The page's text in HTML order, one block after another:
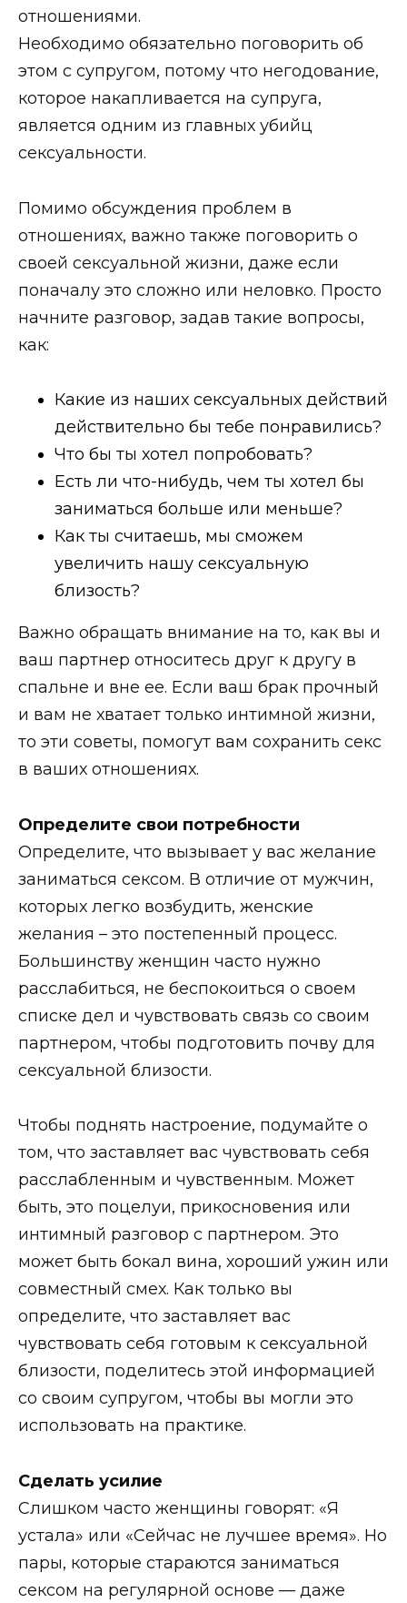
отношениями.
Необходимо обязательно поговорить об
этом с супругом, потому что негодование,
которое накапливается на супруга,
является одним из главных убийц
сексуальности.
Помимо обсуждения проблем в
отношениях, важно также поговорить о
своей сексуальной жизни, даже если
поначалу это сложно или неловко. Просто
начните разговор, задав такие вопросы,
как:
Какие из наших сексуальных действий
действительно бы тебе понравились?
Что бы ты хотел попробовать?
Есть ли что-нибудь, чем ты хотел бы
заниматься больше или меньше?
Как ты считаешь, мы сможем
увеличить нашу сексуальную
близость?
Важно обращать внимание на то, как вы и
ваш партнер относитесь друг к другу в
спальне и вне ее. Если ваш брак прочный
и вам не хватает только интимной жизни,
то эти советы, помогут вам сохранить секс
в ваших отношениях.
Определите свои потребности
Определите, что вызывает у вас желание
заниматься сексом. В отличие от мужчин,
которых легко возбудить, женские
желания – это постепенный процесс.
Большинству женщин часто нужно
расслабиться, не беспокоиться о своем
списке дел и чувствовать связь со своим
партнером, чтобы подготовить почву для
сексуальной близости.
Чтобы поднять настроение, подумайте о
том, что заставляет вас чувствовать себя
расслабленным и чувственным. Может
быть, это поцелуи, прикосновения или
интимный разговор с партнером. Это
может быть бокал вина, хороший ужин или
совместный смех. Как только вы
определите, что заставляет вас
чувствовать себя готовым к сексуальной
близости, поделитесь этой информацией
со своим супругом, чтобы вы могли это
использовать на практике.
Сделать усилие
Слишком часто женщины говорят: «Я
устала» или «Сейчас не лучшее время». Но
пары, которые стараются заниматься
сексом на регулярной основе — даже